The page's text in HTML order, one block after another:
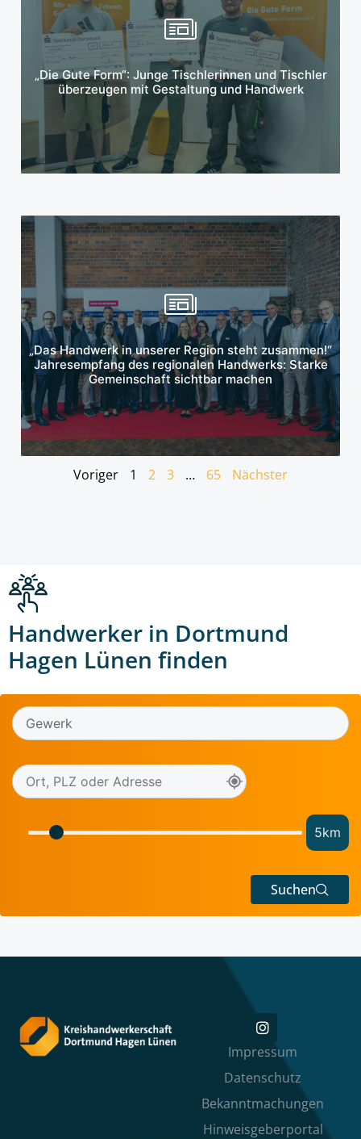
„Die Gute Form“: Junge Tischlerinnen und Tischler
überzeugen mit Gestaltung und Handwerk
Mehr erfahren
„Das Handwerk in unserer Region steht zusammen!“
Jahresempfang des regionalen Handwerks: Starke
Gemeinschaft sichtbar machen
Mehr erfahren
Voriger 1 2 3 … 65 Nächster
Handwerker in Dortmund
Hagen Lünen finden
5km
Suchen
Impressum
Datenschutz
Bekanntmachungen
Hinweisgeberportal